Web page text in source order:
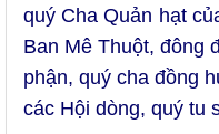
quý Cha Quản hạt
Ban Mê Thuột, đông
phận, quý cha đồng
các Hội dòng, quý tu